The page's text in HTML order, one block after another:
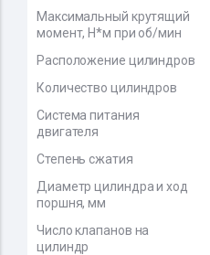
Максимальный крутящий
момент, Н*м при об/мин
Расположение цилиндров
Количество цилиндров
Система питания
двигателя
Степень сжатия
Диаметр цилиндра и ход
поршня, мм
Число клапанов на
цилиндр